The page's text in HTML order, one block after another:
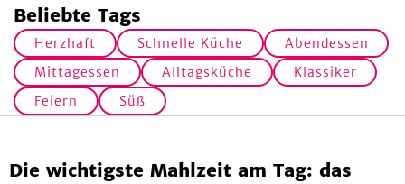
Beliebte Tags
Herzhaft Schnelle Küche
Abendessen
Mittagessen
Alltagsküche
Klassiker
Feiern
Süß
Die wichtigste Mahlzeit am Tag: das